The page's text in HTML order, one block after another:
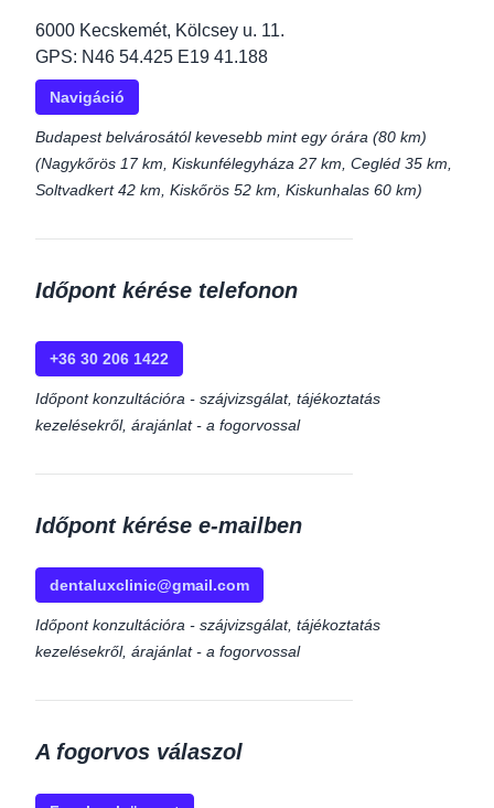
6000 Kecskemét, Kölcsey u. 11.
GPS: N46 54.425 E19 41.188
Navigáció
Budapest belvárosától kevesebb mint egy órára (80 km)
(Nagykőrös 17 km, Kiskunfélegyháza 27 km, Cegléd 35 km,
Soltvadkert 42 km, Kiskőrös 52 km, Kiskunhalas 60 km)
Időpont kérése telefonon
+36 30 206 1422
Időpont konzultációra - szájvizsgálat, tájékoztatás
kezelésekről, árajánlat - a fogorvossal
Időpont kérése e-mailben
dentaluxclinic@gmail.com
Időpont konzultációra - szájvizsgálat, tájékoztatás
kezelésekről, árajánlat - a fogorvossal
A fogorvos válaszol